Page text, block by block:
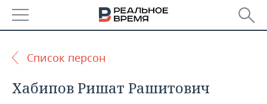
ТАТАРСТАН
Список персон
Хабипов Ришат Рашитович